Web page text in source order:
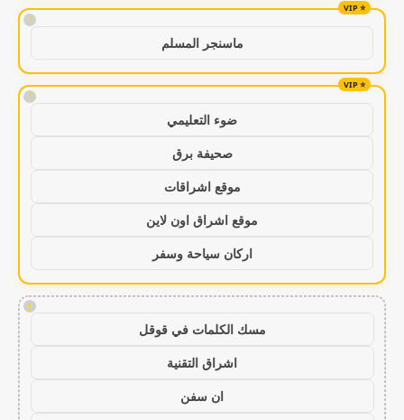
!
ماسنجر المسلم
!
ضوء التعليمي
صحيفة برق
موقع اشراقات
موقع اشراق اون لاين
اركان سياحة وسفر
!
مسك الكلمات في قوقل
اشراق التقنية
ان سفن